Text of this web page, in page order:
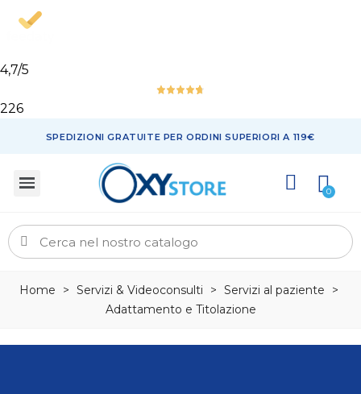
4,7/5
226
SPEDIZIONI GRATUITE PER ORDINI SUPERIORI A 119€
Home > Servizi & Videoconsulti > Servizi al paziente
>
Adattamento e Titolazione